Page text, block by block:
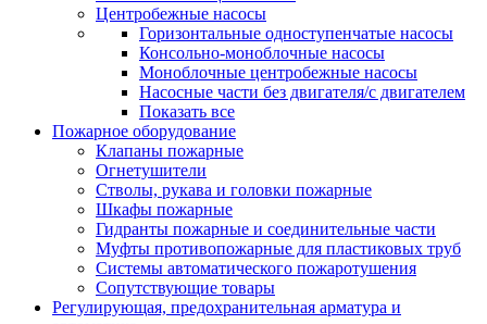
Центробежные насосы
Горизонтальные одноступенчатые насосы
Консольно-моноблочные насосы
Моноблочные центробежные насосы
Насосные части без двигателя/с двигателем
Показать все
Пожарное оборудование
Клапаны пожарные
Огнетушители
Стволы, рукава и головки пожарные
Шкафы пожарные
Гидранты пожарные и соединительные части
Муфты противопожарные для пластиковых труб
Системы автоматического пожаротушения
Сопутствующие товары
Регулирующая, предохранительная арматура и